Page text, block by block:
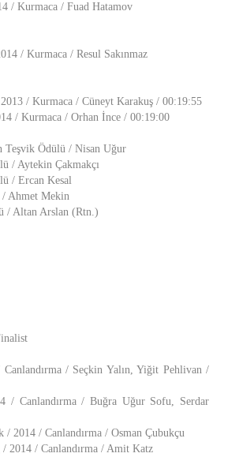
/ Kurmaca / Fuad Hatamov
/ Kurmaca / Resul Sakınmaz
/ Kurmaca / Cüneyt Karakuş / 00:19:55
/ Kurmaca / Orhan İnce / 00:19:00
Teşvik Ödülü / Nisan Uğur
/ Aytekin Çakmakçı
/ Ercan Kesal
/ Ahmet Mekin
/ Altan Arslan (Rtn.)
/ Seçkin Yalın, Yiğit Pehlivan /
/ Canlandırma / Buğra Uğur Sofu, Serdar
/ 2014 / Canlandırma / Osman Çubukçu
2014 / Canlandırma / Amit Katz